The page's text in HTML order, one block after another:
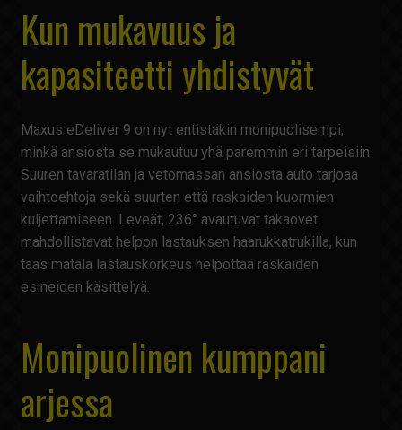
Kun mukavuus ja
kapasiteetti yhdistyvät
Maxus eDeliver 9 on nyt entistäkin monipuolisempi,
minkä ansiosta se mukautuu yhä paremmin eri tarpeisiin.
Suuren tavaratilan ja vetomassan ansiosta auto tarjoaa
vaihtoehtoja sekä suurten että raskaiden kuormien
kuljettamiseen. Leveät, 236° avautuvat takaovet
mahdollistavat helpon lastauksen haarukkatrukilla, kun
taas matala lastauskorkeus helpottaa raskaiden
esineiden käsittelyä.
Monipuolinen kumppani
arjessa